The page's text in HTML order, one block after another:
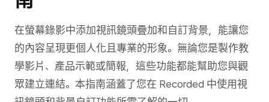
在螢幕錄影中添加視訊鏡頭疊加和自訂背景，能讓您
的內容呈現更個人化且專業的形象。無論您是製作教
學影片、產品示範或簡報，這些功能都能幫助您與觀
眾建立連結。本指南涵蓋了您在 Recorded 中使用視